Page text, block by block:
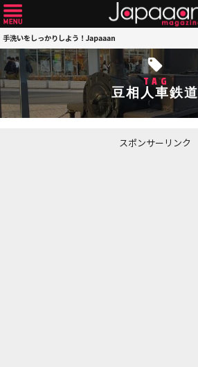
手洗いをしっかりしよう！Japaaan
TAG
豆相人車鉄道
スポンサーリンク